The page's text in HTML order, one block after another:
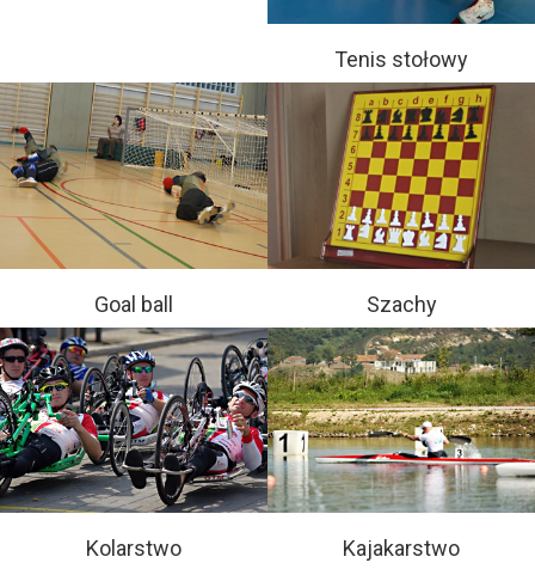
Tenis stołowy
Goal ball Szachy
Kolarstwo Kajakarstwo